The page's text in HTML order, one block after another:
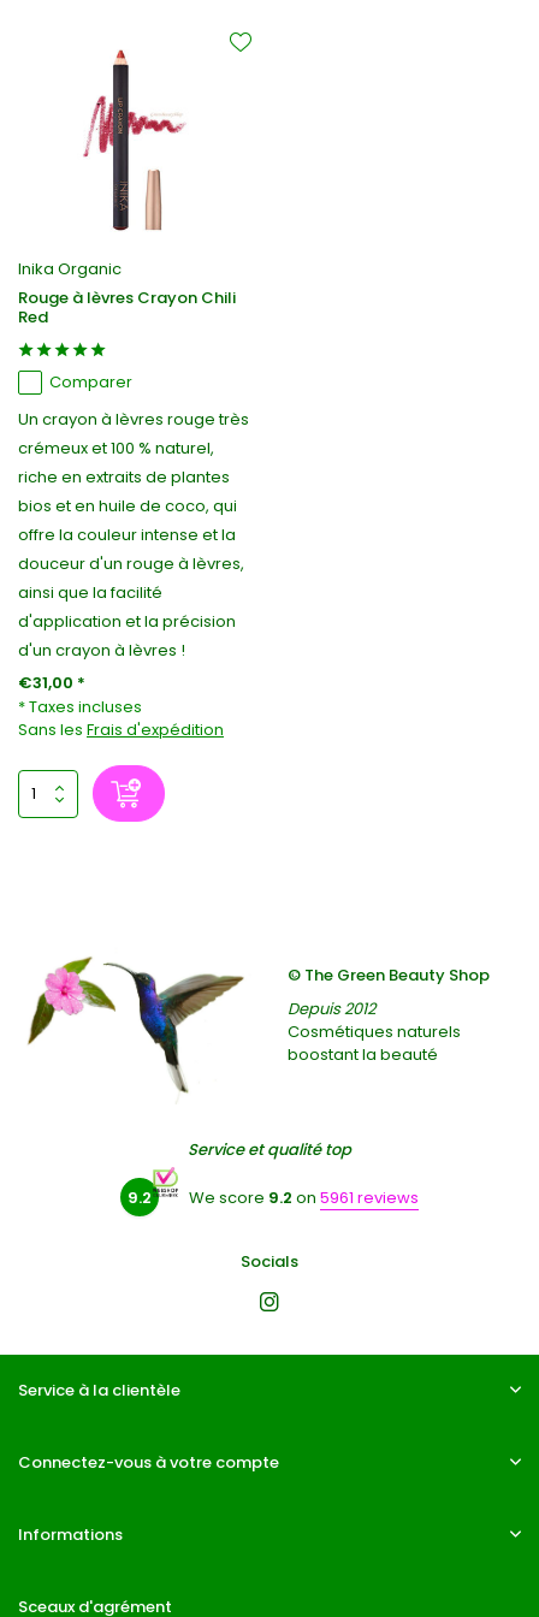
Inika Organic
Rouge à lèvres Crayon Chili
Red
Comparer
Un crayon à lèvres rouge très
crémeux et 100 % naturel,
riche en extraits de plantes
bios et en huile de coco, qui
offre la couleur intense et la
douceur d'un rouge à lèvres,
ainsi que la facilité
d'application et la précision
d'un crayon à lèvres !
€31,00 *
* Taxes incluses
Sans les Frais d'expédition
© The Green Beauty Shop
Depuis 2012
Cosmétiques naturels
boostant la beauté
Service et qualité top
9.2 We score 9.2 on 5961 reviews
Socials
Service à la clientèle
Connectez-vous à votre compte
Informations
Sceaux d'agrément